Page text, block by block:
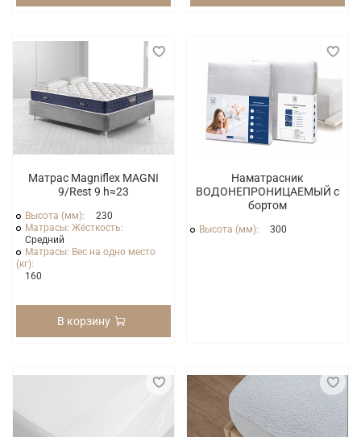
Матрас Маgniflex MAGNI
9/Rest 9 h≈23
Высота (мм):
230
Матрасы: Жёсткость:
Средний
Матрасы: Вес на одно место
(кг):
160
В корзину
Наматрасник
ВОДОНЕПРОНИЦАЕМЫЙ с
бортом
Высота (мм): 300